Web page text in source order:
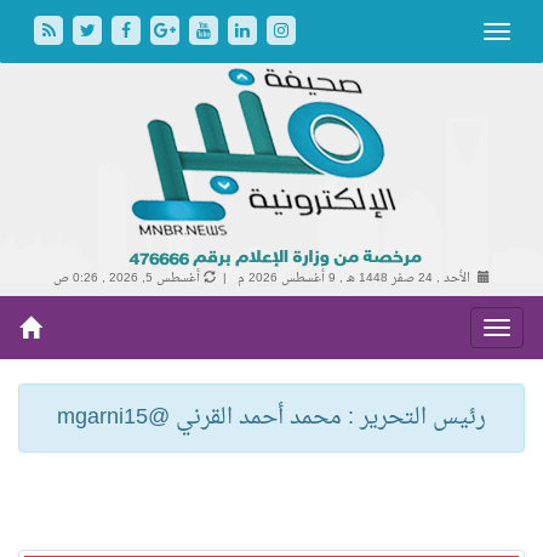
الأحد , 24 صفر 1448 هـ , 9 أغسطس 2026 م | أغسطس 5, 2026 , 0:26 ص
رئيس التحرير : محمد أحمد القرني @mgarni15